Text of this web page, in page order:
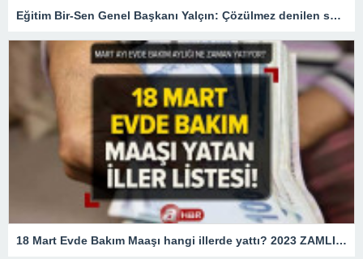
Eğitim Bir-Sen Genel Başkanı Yalçın: Çözülmez denilen sorunları çözdük – Son Haberler
18 Mart Evde Bakım Maaşı hangi illerde yattı? 2023 ZAMLI Evde Bakım Maaşı yatan İLLER LİSTESİ! e-Devlet sorgulama ekranı